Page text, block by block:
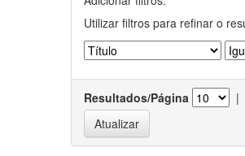
Utilizar filtros para refinar o
Resultados/Página |